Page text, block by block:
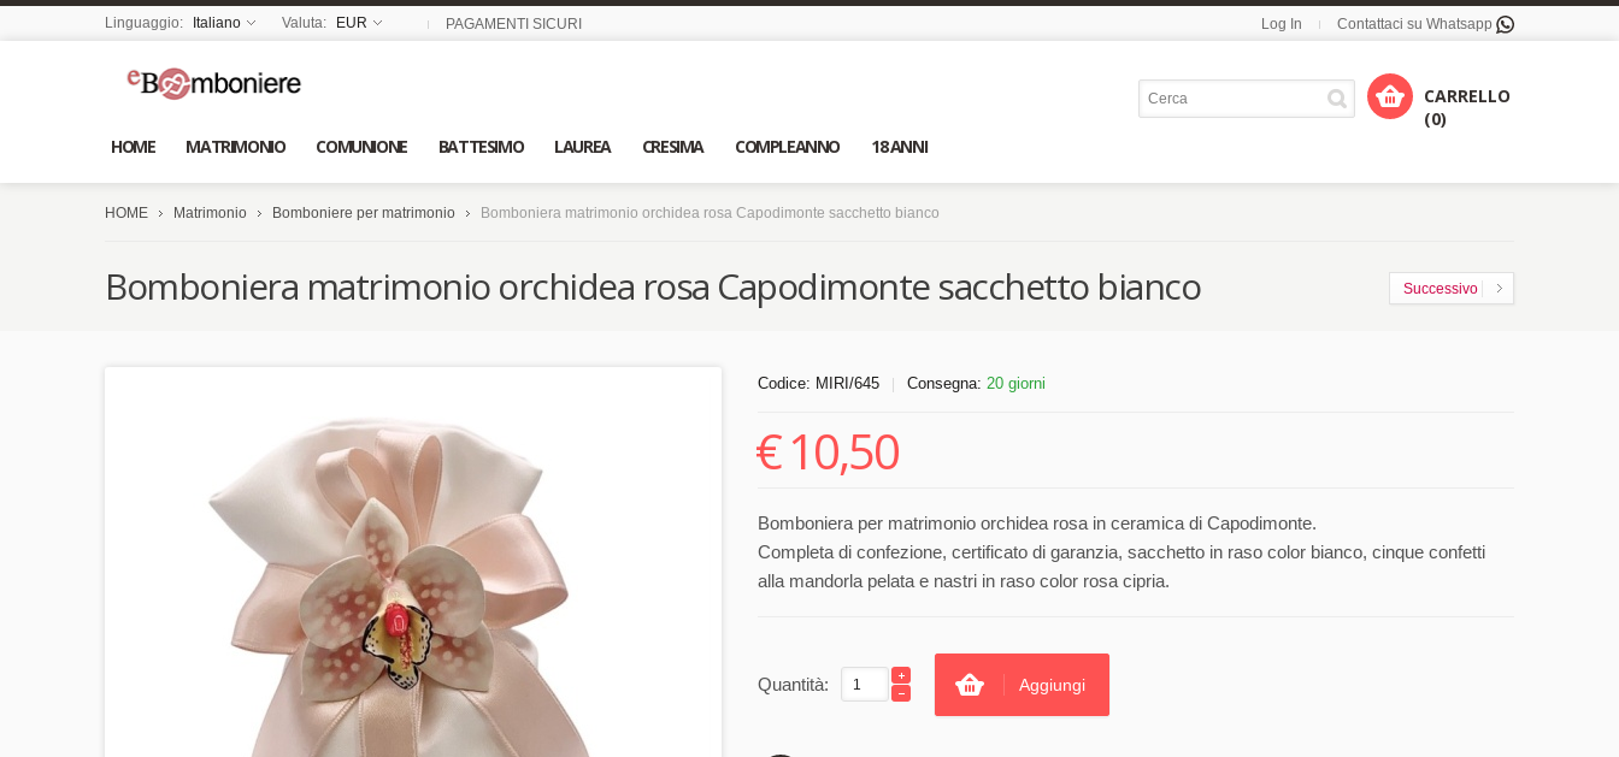
Linguaggio: Italiano Valuta: EUR PAGAMENTI SICURI Log In Contattaci su Whatsapp
HOME MATRIMONIO COMUNIONE BATTESIMO LAUREA CRESIMA COMPLEANNO 18 ANNI
CARRELLO
(0)
HOME Matrimonio Bomboniere per matrimonio Bomboniera matrimonio orchidea rosa Capodimonte sacchetto bianco
Successivo
Bomboniera matrimonio orchidea rosa Capodimonte sacchetto bianco
Codice: MIRI/645 Consegna: 20 giorni
€10,50
Bomboniera per matrimonio orchidea rosa in ceramica di Capodimonte.
Completa di confezione, certificato di garanzia, sacchetto in raso color bianco, cinque confetti
alla mandorla pelata e nastri in raso color rosa cipria.
Quantità: Aggiungi